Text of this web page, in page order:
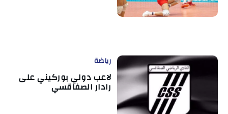
رياضة
لاعب دولي بوركيني على
رادار الصفاقسي